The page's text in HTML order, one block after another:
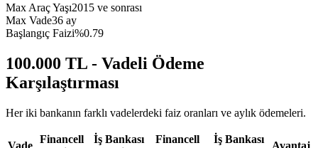
Max Araç Yaşı2015 ve sonrası
Max Vade36 ay
Başlangıç Faizi%0.79
100.000 TL - Vadeli Ödeme
Karşılaştırması
Her iki bankanın farklı vadelerdeki faiz oranları ve aylık ödemeleri.
Vade
Financell
İş Bankası
Financell
İş Bankası
Avantaj